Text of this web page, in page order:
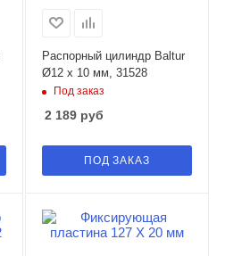
Распорный цилиндр Baltur
Ø12 x 10 мм, 31528
Под заказ
2 189руб
ПОД ЗАКАЗ